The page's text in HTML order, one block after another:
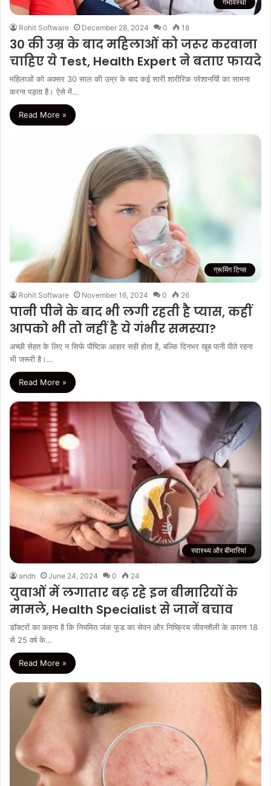
गर्भावस्था
Rohit Software December 28, 2024 0 18
30 की उम्र के बाद महिलाओं को जरूर करवाना
चाहिए ये Test, Health Expert ने बताए फायदे
महिलाओं को अक्‍सर 30 साल की उम्र के बाद कई सारी शारीरिक परेशानयिों का सामना
करना पड़ता है। ऐसे में…
Read More »
ग्रूमिंग टिप्स
Rohit Software November 16, 2024 0 26
पानी पीने के बाद भी लगी रहती है प्यास, कहीं
आपको भी तो नहीं है ये गंभीर समस्‍या?
अच्छी सेहत के लिए न सिर्फ पौष्टिक आहार सही होता है, बल्कि दिनभर खूब पानी पीते रहना
भी जरूरी है।…
Read More »
स्वास्थ्य और बीमारियां
andn June 24, 2024 0 24
युवाओं में लगातार बढ़ रहे इन बीमारियों के
मामले, Health Specialist से जानें बचाव
डॉक्टरों का कहना है कि नियमित जंक फूड का सेवन और निष्क्रिय जीवनशैली के कारण 18
से 25 वर्ष के…
Read More »